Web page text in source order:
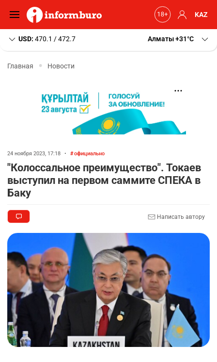
KAZ
USD: 470.1 / 472.7 Алматы+31 C
Главная Новости
24 ноября 2023, 17:18 • официально
"Колоссальное преимущество". Токаев
выступил на первом саммите СПЕКА в
Баку
Написать автору